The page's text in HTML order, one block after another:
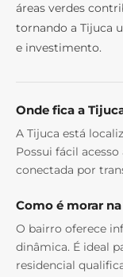
áreas verdes
tornando a Tijuca
e investimento.
Onde fica a
A Tijuca está
Possui fácil
conectada por
Como é morar
O bairro oferece
dinâmica. É ideal
residencial